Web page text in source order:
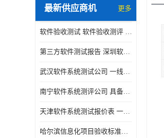
最新供应商机 更多
软件验收测试 软件验收测评 软件确认测试标准及测试方法
第三方软件测试报告 深圳软件测评报告 安全验收测试报告
武汉软件系统测试公司 一线实验室 测试大概是需要多久时间呢
南宁软件系统测评公司 具备CMA/CNAS资质 出具正规测试报告
天津软件系统测试报价表 一线实验室 了解更多的测试信息
哈尔滨信息化项目验收标准单位